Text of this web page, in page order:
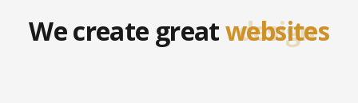
We create greatwebsites
design